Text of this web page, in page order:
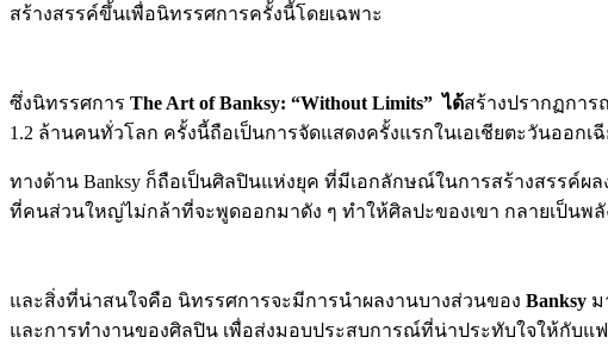
สร้างสรรค์ขึ้นเพื่อนิทรรศการครั้งนี้โดยเฉพาะ
ซึ่งนิทรรศการ The Art of Banksy: “Without Limits” ได้สร้างปรากฏการ
1.2 ล้านคนทั่วโลก ครั้งนี้ถือเป็นการจัดแสดงครั้งแรกในเอเชียตะวันออกเ
ทางด้าน Banksy ก็ถือเป็นศิลปินแห่งยุค ที่มีเอกลักษณ์ในการสร้างสรรค์ผ
ที่คนส่วนใหญ่ไม่กล้าที่จะพูดออกมาดัง ๆ ทำให้ศิลปะของเขา กลายเป็น
และสิ่งที่น่าสนใจคือ นิทรรศการจะมีการนำผลงานบางส่วนของ Banksy ม
และการทำงานของศิลปิน เพื่อส่งมอบประสบการณ์ที่น่าประทับใจให้กับแ